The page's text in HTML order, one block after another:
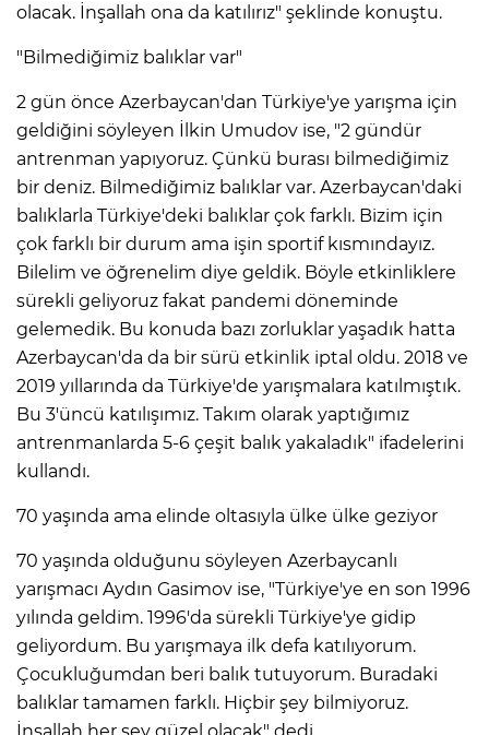
olacak. İnşallah ona da katılırız" şeklinde konuştu.
"Bilmediğimiz balıklar var"
2 gün önce Azerbaycan'dan Türkiye'ye yarışma için
geldiğini söyleyen İlkin Umudov ise, "2 gündür
antrenman yapıyoruz. Çünkü burası bilmediğimiz
bir deniz. Bilmediğimiz balıklar var. Azerbaycan'daki
balıklarla Türkiye'deki balıklar çok farklı. Bizim için
çok farklı bir durum ama işin sportif kısmındayız.
Bilelim ve öğrenelim diye geldik. Böyle etkinliklere
sürekli geliyoruz fakat pandemi döneminde
gelemedik. Bu konuda bazı zorluklar yaşadık hatta
Azerbaycan'da da bir sürü etkinlik iptal oldu. 2018 ve
2019 yıllarında da Türkiye'de yarışmalara katılmıştık.
Bu 3'üncü katılışımız. Takım olarak yaptığımız
antrenmanlarda 5-6 çeşit balık yakaladık" ifadelerini
kullandı.
70 yaşında ama elinde oltasıyla ülke ülke geziyor
70 yaşında olduğunu söyleyen Azerbaycanlı
yarışmacı Aydın Gasimov ise, "Türkiye'ye en son 1996
yılında geldim. 1996'da sürekli Türkiye'ye gidip
geliyordum. Bu yarışmaya ilk defa katılıyorum.
Çocukluğumdan beri balık tutuyorum. Buradaki
balıklar tamamen farklı. Hiçbir şey bilmiyoruz.